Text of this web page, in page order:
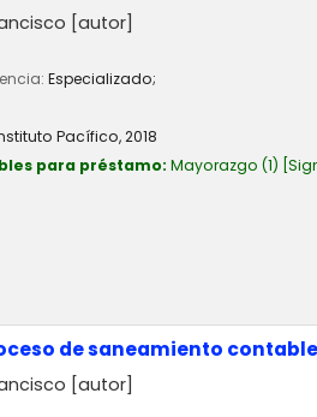
[autor]
Especializado;
Pacífico,2018
para préstamo: Mayorazgo (1)
de saneamiento contable
[autor]